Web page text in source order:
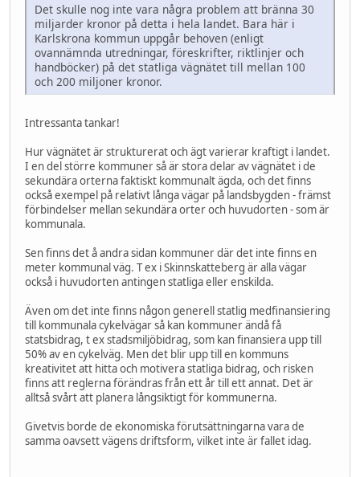
Det skulle nog inte vara några problem att bränna 30
miljarder kronor på detta i hela landet. Bara här i
Karlskrona kommun uppgår behoven (enligt
ovannämnda utredningar, föreskrifter, riktlinjer och
handböcker) på det statliga vägnätet till mellan 100
och 200 miljoner kronor.
Intressanta tankar!
Hur vägnätet är strukturerat och ägt varierar kraftigt i landet.
I en del större kommuner så är stora delar av vägnätet i de
sekundära orterna faktiskt kommunalt ägda, och det finns
också exempel på relativt långa vägar på landsbygden - främst
förbindelser mellan sekundära orter och huvudorten - som är
kommunala.
Sen finns det å andra sidan kommuner där det inte finns en
meter kommunal väg. T ex i Skinnskatteberg är alla vägar
också i huvudorten antingen statliga eller enskilda.
Även om det inte finns någon generell statlig medfinansiering
till kommunala cykelvägar så kan kommuner ändå få
statsbidrag, t ex stadsmiljöbidrag, som kan finansiera upp till
50% av en cykelväg. Men det blir upp till en kommuns
kreativitet att hitta och motivera statliga bidrag, och risken
finns att reglerna förändras från ett år till ett annat. Det är
alltså svårt att planera långsiktigt för kommunerna.
Givetvis borde de ekonomiska förutsättningarna vara de
samma oavsett vägens driftsform, vilket inte är fallet idag.